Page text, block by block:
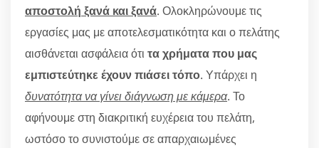
αποστολή ξανά και ξανά. Ολοκληρώνουμε τις
εργασίες μας με αποτελεσματικότητα και ο πελάτης
αισθάνεται ασφάλεια ότι τα χρήματα που μας
εμπιστεύτηκε έχουν πιάσει τόπο. Υπάρχει η
δυνατότητα να γίνει διάγνωση με κάμερα. Το
αφήνουμε στη διακριτική ευχέρεια του πελάτη,
ωστόσο το συνιστούμε σε απαρχαιωμένες